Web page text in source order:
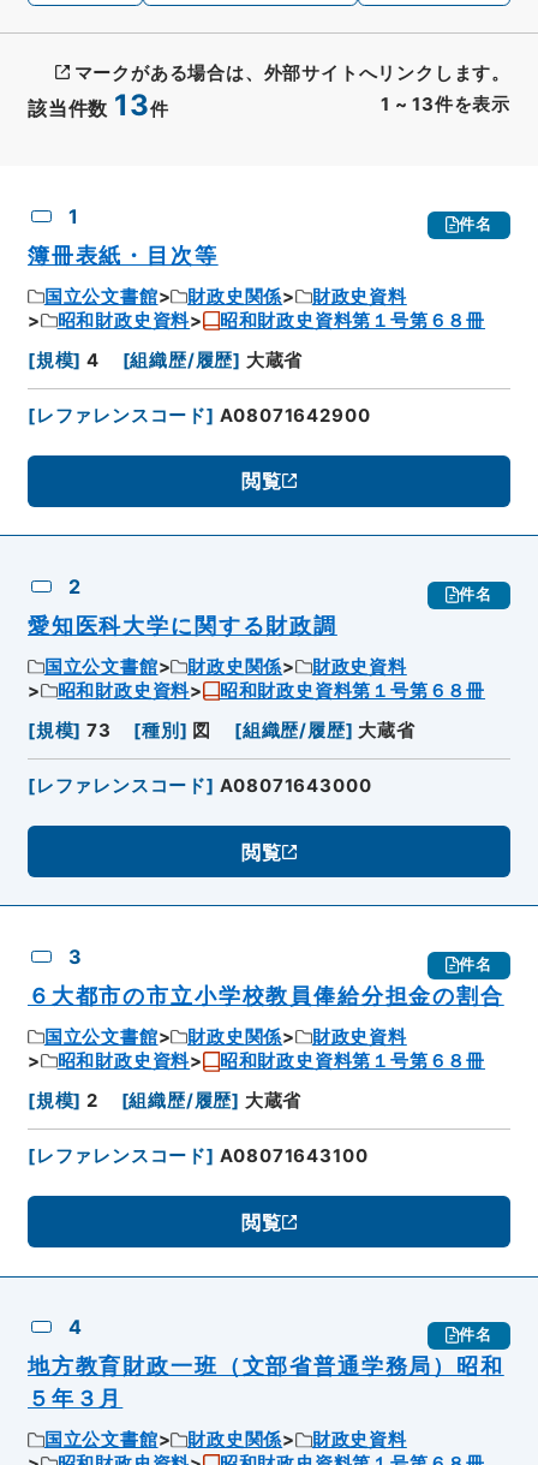
該当件数 13件 1 ~ 13件を表示
マークがある場合は、外部サイトへリンクします。
1 件名
簿冊表紙・目次等
国立公文書館 財政史関係
財政史資料
昭和財政史資料
昭和財政史資料第１号第６８冊
[規模] 4 [組織歴/履歴] 大蔵省
[レファレンスコード] A08071642900
閲覧
2 件名
愛知医科大学に関する財政調
国立公文書館 財政史関係
財政史資料
昭和財政史資料
昭和財政史資料第１号第６８冊
[規模] 73 [種別 ] 図 [組織歴/履歴] 大蔵省
[レファレンスコード] A08071643000
閲覧
3 件名
６大都市の市立小学校教員俸給分担金の割合
国立公文書館 財政史関係
財政史資料
昭和財政史資料
昭和財政史資料第１号第６８冊
[規模] 2 [組織歴/履歴] 大蔵省
[レファレンスコード] A08071643100
閲覧
4 件名
地方教育財政一班（文部省普通学務局）昭和
５年３月
国立公文書館 財政史関係
財政史資料